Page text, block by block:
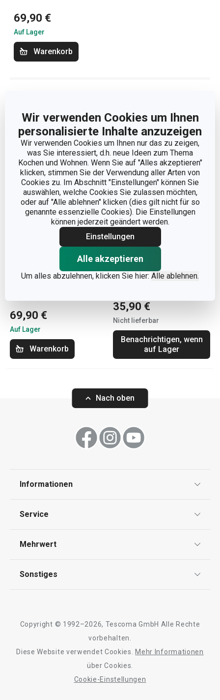
Wir verwenden Cookies um Ihnen
personalisierte Inhalte anzuzeigen
Wir verwenden Cookies um Ihnen nur das zu zeigen,
was Sie interessiert, d.h. neue Ideen zum Thema
Kochen und Wohnen. Wenn Sie auf "Alles akzeptieren"
klicken, stimmen Sie der Verwendung aller Arten von
Cookies zu. Im Abschnitt "Einstellungen" können Sie
auswählen, welche Cookies Sie zulassen möchten,
oder auf "Alle ablehnen" klicken (dies gilt nicht für so
genannte essenzielle Cookies). Die Einstellungen
können jederzeit geändert werden.
Einstellungen
Alle akzeptieren
Um alles abzulehnen, klicken Sie hier: Alle ablehnen.
69,90 €
Auf Lager
Warenkorb
Versandkostenfrei
69,90 €
Auf Lager
Warenkorb
35,90 €
Nicht lieferbar
Benachrichtigen, wenn
auf Lager
Nach oben
Informationen
Impressum
Service
Kontaktformular
Mehrwert
Qualität
Sonstiges
Barrierefreiheit
Copyright © 1992–2026, Tescoma GmbH Alle Rechte
vorbehalten.
Diese Website verwendet Cookies.
Mehr Informationen
über Cookies.
Cookie-Einstellungen